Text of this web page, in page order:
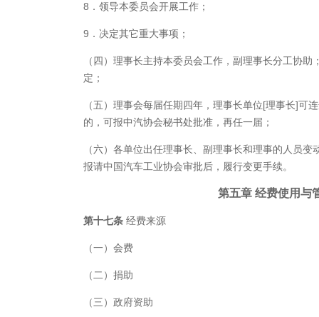
8．领导本委员会开展工作；
9．决定其它重大事项；
（四）理事长主持本委员会工作，副理事长分工协
定；
（五）理事会每届任期四年，理事长单位[理事长]可
的，可报中汽协会秘书处批准，再任一届；
（六）各单位出任理事长、副理事长和理事的人员
报请中国汽车工业协会审批后，履行变更手续。
第五章 经费使用与
第十七条 经费来源
（一）会费
（二）捐助
（三）政府资助